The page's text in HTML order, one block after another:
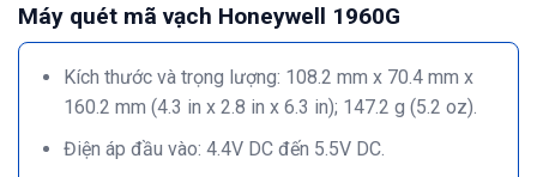
Máy quét mã vạch Honeywell 1960G
Kích thước và trọng lượng: 108.2 mm x 70.4 mm x
160.2 mm (4.3 in x 2.8 in x 6.3 in); 147.2 g (5.2 oz).
Điện áp đầu vào: 4.4V DC đến 5.5V DC.